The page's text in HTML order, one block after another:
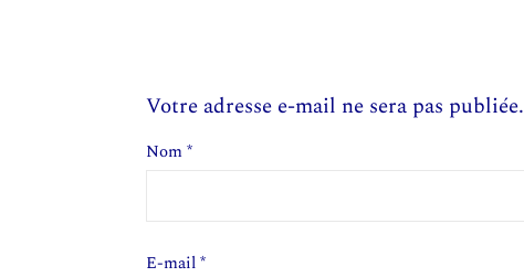
Votre adresse e-mail ne sera pas publiée.
Nom*
E-mail*